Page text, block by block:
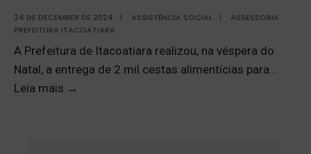
24 DE DECEMBER DE 2024 | ASSISTÊNCIA SOCIAL |
ASSESSORIA
PREFEITURA ITACOATIARA
A Prefeitura de Itacoatiara realizou, na véspera do
Natal, a entrega de 2 mil cestas alimentícias para...
Leia mais →